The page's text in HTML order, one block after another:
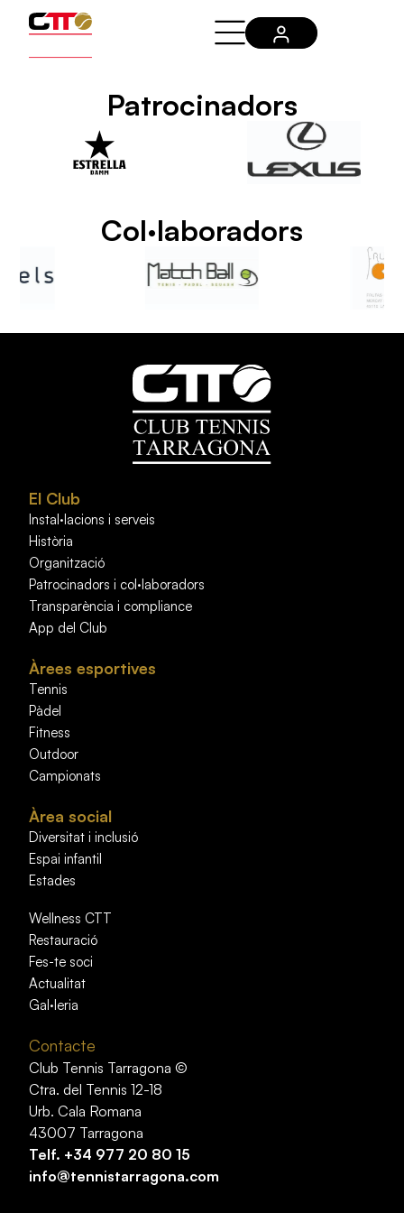
Patrocinadors
Col·laboradors
El Club
Instal·lacions i serveis
Història
Organització
Patrocinadors i col·laboradors
Transparència i compliance
App del Club
Àrees esportives
Tennis
Pàdel
Fitness
Outdoor
Campionats
Àrea social
Diversitat i inclusió
Espai infantil
Estades
Wellness CTT
Restauració
Fes-te soci
Actualitat
Gal·leria
Contacte
Club Tennis Tarragona ©
Ctra. del Tennis 12-18
Urb. Cala Romana
43007 Tarragona
Telf. +34 977 20 80 15
info@tennistarragona.com